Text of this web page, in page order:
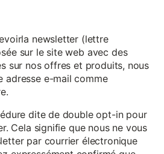
newsletter (lettre
sur le site web avec des
sur nos offres et produits, nous
adresse e-mail comme
dite de double opt-in pour
Cela signifie que nous ne vous
par courrier électronique